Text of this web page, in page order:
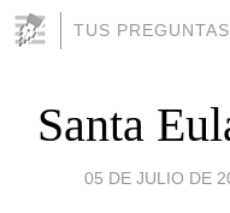
TUS
Santa
05 DE JULIO DE